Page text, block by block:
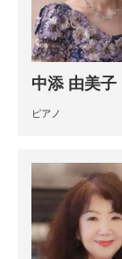
中添 由美子
ピアノ